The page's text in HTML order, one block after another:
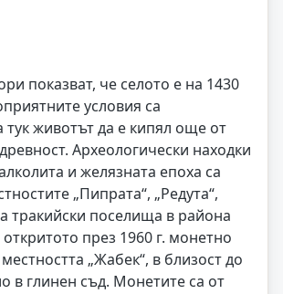
показват, че селото е на 1430
условия са
тук животът да е кипял още от
Археологически находки
и желязната епоха са
„Пипрата“, „Редута“,
тракийски поселища в района
откритото през 1960 г. монетно
„Жабек“, в близост до
в глинен съд. Монетите са от